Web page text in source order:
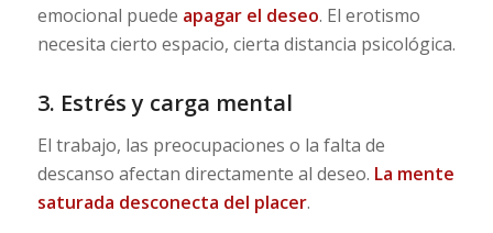
emocional puede apagar el deseo. El erotismo
necesita cierto espacio, cierta distancia psicológica.
3. Estrés y carga mental
El trabajo, las preocupaciones o la falta de
descanso afectan directamente al deseo. La mente
saturada desconecta del placer.